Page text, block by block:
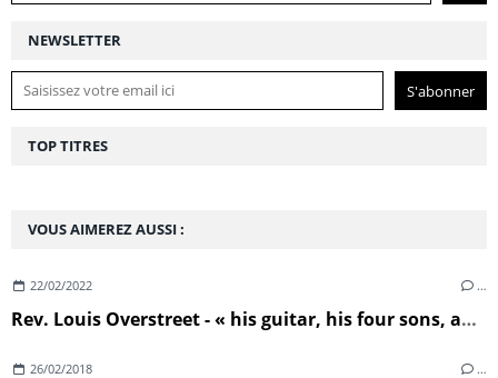
NEWSLETTER
VOUS AIMEREZ AUSSI :
22/02/2022 …
Rev. Louis Overstreet - « his guitar, his four sons, and The Congregation of St Luke’s Powerhouse Church Of God In Christ » (1963)
26/02/2018 …
TOP TITRES